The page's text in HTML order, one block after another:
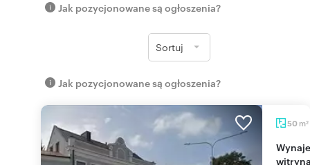
Jak pozycjonowane są ogłoszenia?
Sortuj
Jak pozycjonowane są ogłoszenia?
50 m2
Wynajem lokalu 50 m² w centrum Ostrowca z